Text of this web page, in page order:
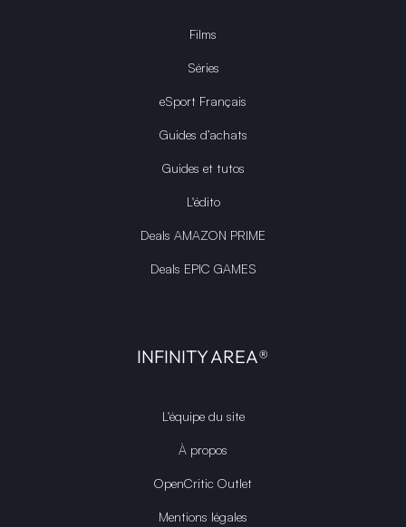
Films
Séries
eSport Français
Guides d’achats
Guides et tutos
L'édito
Deals AMAZON PRIME
Deals EPIC GAMES
INFINITY AREA®
L'équipe du site
À propos
OpenCritic Outlet
Mentions légales